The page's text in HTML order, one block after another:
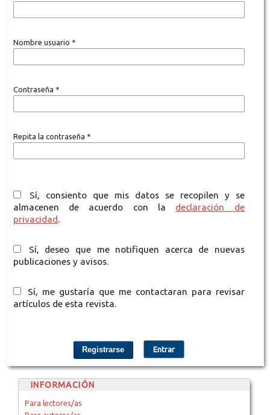
Nombre usuario *
Contraseña *
Repita la contraseña *
almacenen de acuerdo con la declaración de
privacidad.
publicaciones y avisos.
artículos de esta revista.
Registrarse Entrar
INFORMACIÓN
Para lectores/as